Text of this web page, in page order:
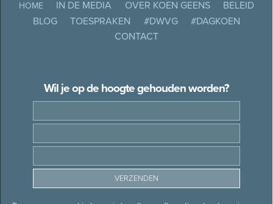
HOME IN DE MEDIA OVER KOEN GEENS
BELEID
BLOG
TOESPRAKEN #DWVG
#DAGKOEN
CONTACT
Wil je op de hoogte gehouden worden?